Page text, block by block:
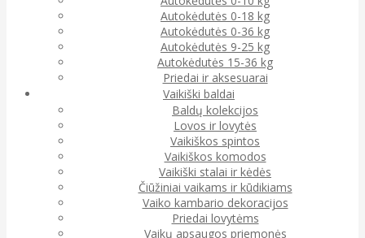
Autokėdutės 0-18 kg
Autokėdutės 0-36 kg
Autokėdutės 9-25 kg
Autokėdutės 15-36 kg
Priedai ir aksesuarai
Vaikiški baldai
Baldų kolekcijos
Lovos ir lovytės
Vaikiškos spintos
Vaikiškos komodos
Vaikiški stalai ir kėdės
Čiūžiniai vaikams ir kūdikiams
Vaiko kambario dekoracijos
Priedai lovytėms
Vaikų apsaugos priemonės